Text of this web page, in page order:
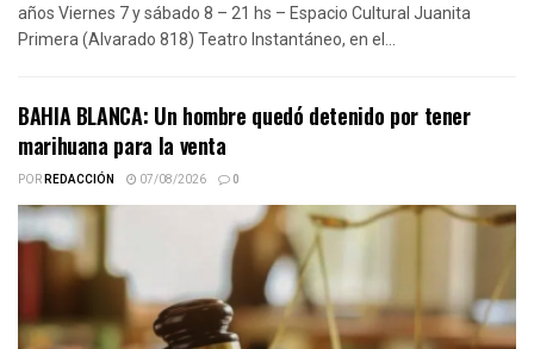
años Viernes 7 y sábado 8 – 21 hs – Espacio Cultural Juanita
Primera (Alvarado 818) Teatro Instantáneo, en el...
BAHIA BLANCA: Un hombre quedó detenido por tener
marihuana para la venta
PORREDACCIÓN 07/08/2026 0